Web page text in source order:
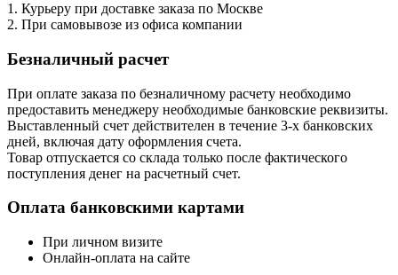
1. Курьеру при доставке заказа по Москве
2. При самовывозе из офиса компании
Безналичный расчет
При оплате заказа по безналичному расчету необходимо
предоставить менеджеру необходимые банковские реквизиты.
Выставленный счет действителен в течение 3-х банковских
дней, включая дату оформления cчета.
Товар отпускается со склада только после фактического
поступления денег на расчетный счет.
Оплата банковскими картами
При личном визите
Онлайн-оплата на сайте